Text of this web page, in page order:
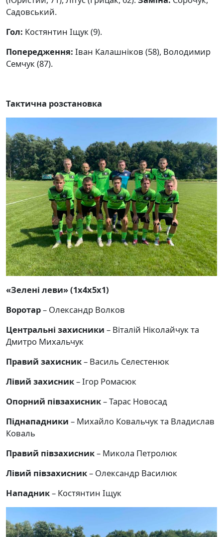
Садовський.
Гол: Костянтин Іщук (9).
Попередження: Іван Калашніков (58), Володимир
Семчук (87).
Тактична розстановка
«Зелені леви» (1х4х5х1)
Воротар– Олександр Волков
Центральні захисники – Віталій Ніколайчук та
Дмитро Михальчук
Правий захисник– Василь Селестенюк
Лівий захисник– Ігор Ромасюк
Опорний півзахисник– Тарас Новосад
Піднападники – Михайло Ковальчук та Владислав
Коваль
Правий півзахисник– Микола Петролюк
Лівий півзахисник– Олександр Василюк
Нападник– Костянтин Іщук